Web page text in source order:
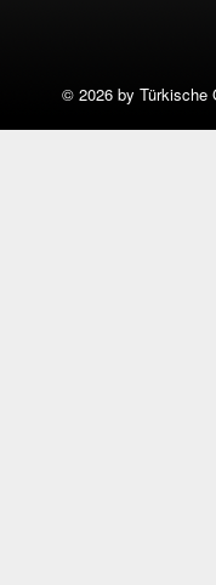
© 2026 by Türkische